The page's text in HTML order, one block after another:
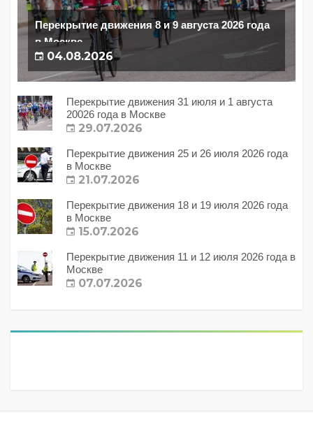
Перекрытие движения 8 и 9 августа 2026 года
в Москве
04.08.2026
Перекрытие движения 31 июля и 1 августа
20026 года в Москве
29.07.2026
Перекрытие движения 25 и 26 июля 2026 года
в Москве
21.07.2026
Перекрытие движения 18 и 19 июля 2026 года
в Москве
15.07.2026
Перекрытие движения 11 и 12 июля 2026 года в
Москве
07.07.2026